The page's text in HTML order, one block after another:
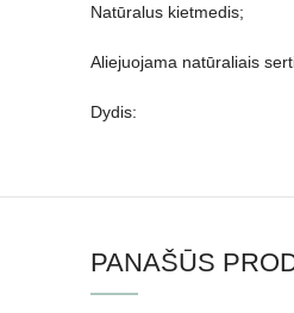
Natūralus kietmedis;
Aliejuojama natūraliais
Dydis:
PANAŠŪS